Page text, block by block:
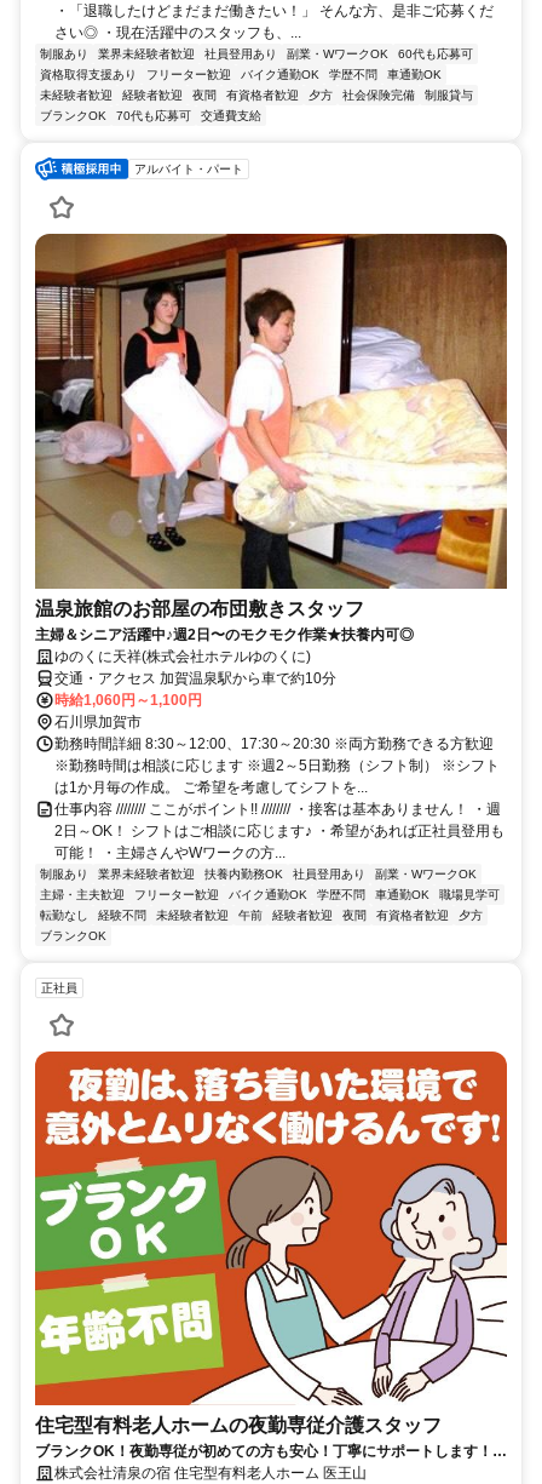
・「退職したけどまだまだ働きたい！」 そんな方、是非ご応募くだ
さい◎ ・現在活躍中のスタッフも、...
制服あり 業界未経験者歓迎 社員登用あり 副業・WワークOK
60代も応募可
資格取得支援あり
フリーター歓迎 バイク通勤OK 学歴不問
車通勤OK
未経験者歓迎
経験者歓迎 夜間 有資格者歓迎 夕方 社会保険完備
制服貸与
ブランクOK
70代も応募可 交通費支給
アルバイト・パート
温泉旅館のお部屋の布団敷きスタッフ
主婦＆シニア活躍中♪週2日〜のモクモク作業★扶養内可◎
ゆのくに天祥(株式会社ホテルゆのくに)
交通・アクセス 加賀温泉駅から車で約10分
時給1,060円～1,100円
石川県加賀市
勤務時間詳細 8:30～12:00、17:30～20:30 ※両方勤務できる方歓迎
※勤務時間は相談に応じます ※週2～5日勤務（シフト制） ※シフト
は1か月毎の作成。 ご希望を考慮してシフトを...
仕事内容 //////// ここがポイント!! //////// ・接客は基本ありません！ ・週
2日～OK！ シフトはご相談に応じます♪ ・希望があれば正社員登用も
可能！ ・主婦さんやWワークの方...
制服あり 業界未経験者歓迎 扶養内勤務OK 社員登用あり
副業・WワークOK
主婦・主夫歓迎
フリーター歓迎 バイク通勤OK 学歴不問 車通勤OK
職場見学可
転勤なし
経験不問 未経験者歓迎 午前 経験者歓迎 夜間 有資格者歓迎
夕方
ブランクOK
正社員
住宅型有料老人ホームの夜勤専従介護スタッフ
ブランクOK！夜勤専従が初めての方も安心！丁寧にサポートします！
福利厚生充実で長く安定して働けます
株式会社清泉の宿 住宅型有料老人ホーム 医王山